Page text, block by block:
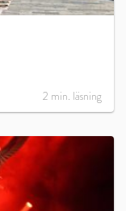
2 min. läsning